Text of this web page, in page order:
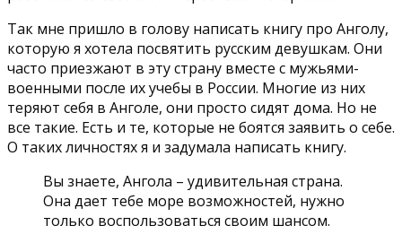
Так мне пришло в голову написать книгу про Анголу,
которую я хотела посвятить русским девушкам. Они
часто приезжают в эту страну вместе с мужьями-
военными после их учебы в России. Многие из них
теряют себя в Анголе, они просто сидят дома. Но не
все такие. Есть и те, которые не боятся заявить о себе.
О таких личностях я и задумала написать книгу.
Вы знаете, Ангола – удивительная страна.
Она дает тебе море возможностей, нужно
только воспользоваться своим шансом.